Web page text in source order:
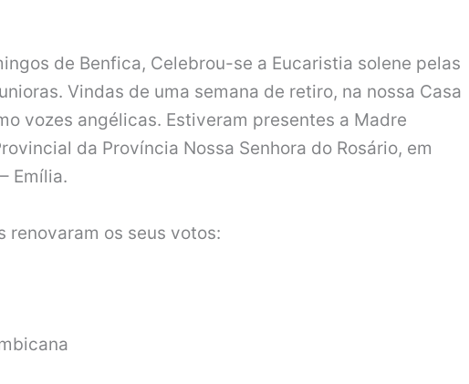
de Benfica, Celebrou-se a Eucaristia solene pelas
Vindas de uma semana de retiro, na nossa Casa
vozes angélicas. Estiveram presentes a Madre
da Província Nossa Senhora do Rosário, em
Emília.
renovaram os seus votos: